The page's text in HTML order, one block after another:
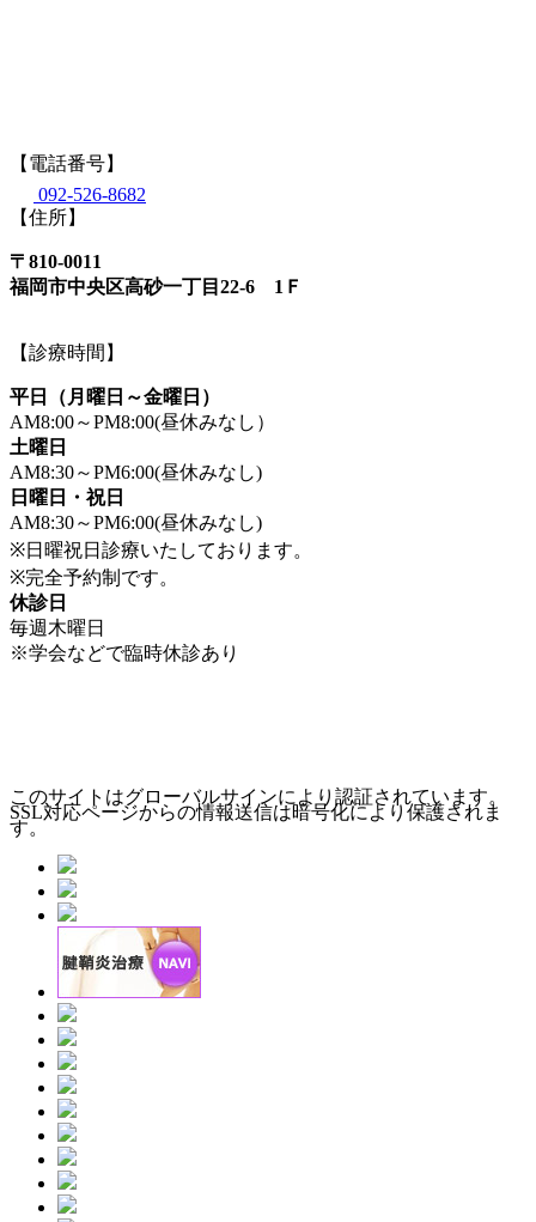
【電話番号】
092-526-8682
【住所】
〒810-0011
福岡市中央区高砂一丁目22-6 1Ｆ
【診療時間】
平日（月曜日～金曜日）
AM8:00～PM8:00(昼休みなし）
土曜日
AM8:30～PM6:00(昼休みなし)
日曜日・祝日
AM8:30～PM6:00(昼休みなし)
※日曜祝日診療いたしております。
※完全予約制です。
休診日
毎週木曜日
※学会などで臨時休診あり
このサイトはグローバルサインにより認証されています。
SSL対応ページからの情報送信は暗号化により保護されま
す。